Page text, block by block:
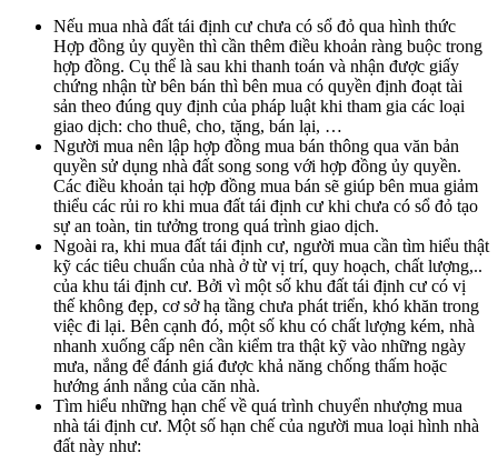
Nếu mua nhà đất tái định cư chưa có sổ đỏ qua hình thức
Hợp đồng ủy quyền thì cần thêm điều khoản ràng buộc trong
hợp đồng. Cụ thể là sau khi thanh toán và nhận được giấy
chứng nhận từ bên bán thì bên mua có quyền định đoạt tài
sản theo đúng quy định của pháp luật khi tham gia các loại
giao dịch: cho thuê, cho, tặng, bán lại, …
Người mua nên lập hợp đồng mua bán thông qua văn bản
quyền sử dụng nhà đất song song với hợp đồng ủy quyền.
Các điều khoản tại hợp đồng mua bán sẽ giúp bên mua giảm
thiểu các rủi ro khi mua đất tái định cư khi chưa có sổ đỏ tạo
sự an toàn, tin tưởng trong quá trình giao dịch.
Ngoài ra, khi mua đất tái định cư, người mua cần tìm hiểu thật
kỹ các tiêu chuẩn của nhà ở từ vị trí, quy hoạch, chất lượng,..
của khu tái định cư. Bởi vì một số khu đất tái định cư có vị
thế không đẹp, cơ sở hạ tầng chưa phát triển, khó khăn trong
việc đi lại. Bên cạnh đó, một số khu có chất lượng kém, nhà
nhanh xuống cấp nên cần kiểm tra thật kỹ vào những ngày
mưa, nắng để đánh giá được khả năng chống thấm hoặc
hướng ánh nắng của căn nhà.
Tìm hiểu những hạn chế về quá trình chuyển nhượng mua
nhà tái định cư. Một số hạn chế của người mua loại hình nhà
đất này như: